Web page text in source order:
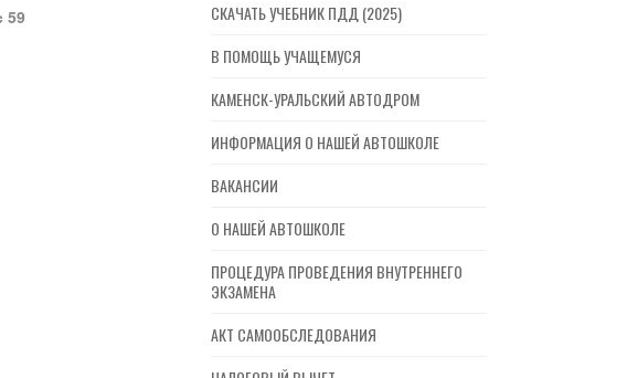
59
СКАЧАТЬ УЧЕБНИК ПДД (2025)
В ПОМОЩЬ УЧАЩЕМУСЯ
КАМЕНСК-УРАЛЬСКИЙ АВТОДРОМ
ИНФОРМАЦИЯ О НАШЕЙ АВТОШКОЛЕ
ВАКАНСИИ
О НАШЕЙ АВТОШКОЛЕ
ПРОЦЕДУРА ПРОВЕДЕНИЯ ВНУТРЕННЕГО
ЭКЗАМЕНА
АКТ САМООБСЛЕДОВАНИЯ